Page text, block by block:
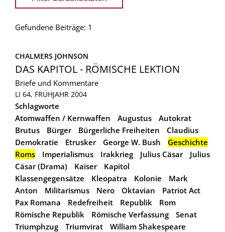
Gefundene Beiträge: 1
CHALMERS JOHNSON
DAS KAPITOL - RÖMISCHE LEKTION
Briefe und Kommentare
LI 64, FRÜHJAHR 2004
Schlagworte
Atomwaffen / Kernwaffen
Augustus
Autokrat
Brutus
Bürger Bürgerliche Freiheiten
Claudius
Demokratie
Etrusker George W. Bush
Geschichte
Roms
Imperialismus Irakkrieg Julius Cäsar
Julius
Cäsar (Drama)
Kaiser
Kapitol
Klassengegensätze
Kleopatra Kolonie
Mark
Anton
Militarismus Nero Oktavian
Patriot Act
Pax Romana
Redefreiheit Republik
Rom
Römische Republik
Römische Verfassung
Senat
Triumphzug
Triumvirat William Shakespeare